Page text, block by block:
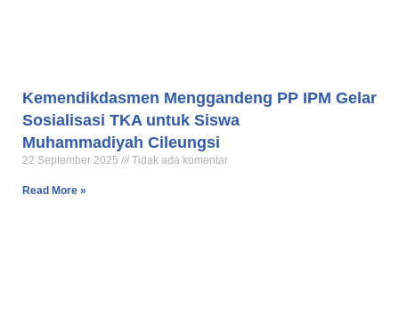
Kemendikdasmen Menggandeng PP IPM Gelar
Sosialisasi TKA untuk Siswa
Muhammadiyah Cileungsi
22 September 2025 Tidak ada komentar
Read More »